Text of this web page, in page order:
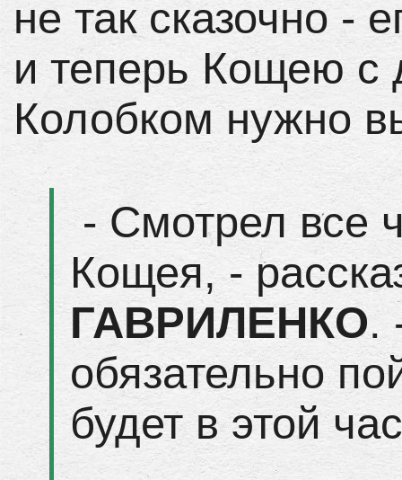
не так сказочно -
и теперь Кощею
Колобком нужно
- Смотрел все
Кощея, -
ГАВРИЛЕНКО.
обязательно
будет в этой